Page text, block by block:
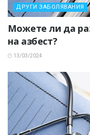
ДРУГИ ЗАБОЛЯВАНИЯ
Можете ли да
на азбест?
13/03/2024